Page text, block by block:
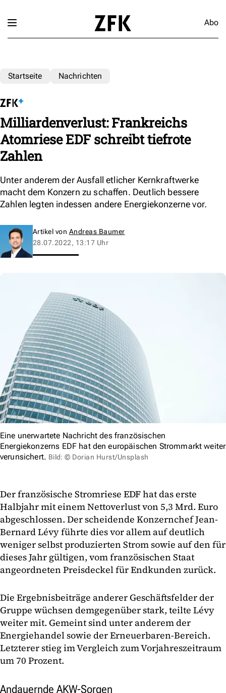
Abo
Startseite Nachrichten
Milliardenverlust: Frankreichs
Atomriese EDF schreibt tiefrote
Zahlen
Unter anderem der Ausfall etlicher Kernkraftwerke
macht dem Konzern zu schaffen. Deutlich bessere
Zahlen legten indessen andere Energiekonzerne vor.
Artikel von Andreas Baumer
28.07.2022, 13:17 Uhr
Eine unerwartete Nachricht des französischen
Energiekonzerns EDF hat den europäischen Strommarkt weiter
verunsichert. Bild: © Dorian Hurst/Unsplash
Der französische Stromriese EDF hat das erste
Halbjahr mit einem Nettoverlust von 5,3 Mrd. Euro
abgeschlossen. Der scheidende Konzernchef Jean-
Bernard Lévy führte dies vor allem auf deutlich
weniger selbst produzierten Strom sowie auf den für
dieses Jahr gültigen, vom französischen Staat
angeordneten Preisdeckel für Endkunden zurück.
Die Ergebnisbeiträge anderer Geschäftsfelder der
Gruppe wüchsen demgegenüber stark, teilte Lévy
weiter mit. Gemeint sind unter anderem der
Energiehandel sowie der Erneuerbaren-Bereich.
Letzterer stieg im Vergleich zum Vorjahreszeitraum
um 70 Prozent.
Andauernde AKW-Sorgen